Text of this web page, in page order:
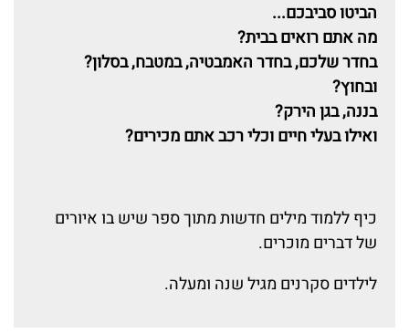
הביטו סביבכם...
מה אתם רואים בבית?
בחדר שלכם, בחדר האמבטיה, במטבח, בסלון?
ובחוץ?
בננה, בגן הירק?
ואילו בעלי חיים וכלי רכב אתם מכירים?
כיף ללמוד מילים חדשות מתוך ספר שיש בו איורים
של דברים מוכרים.
לילדים סקרנים מגיל שנה ומעלה.